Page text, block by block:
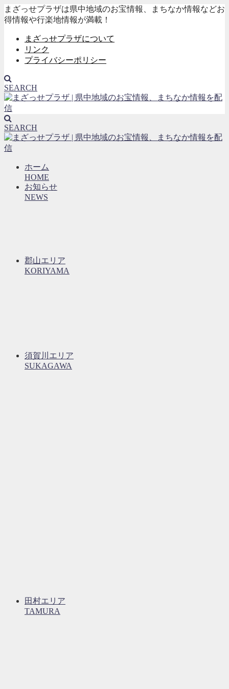
まざっせプラザは県中地域のお宝情報、まちなか情報などお
得情報や行楽地情報が満載！
まざっせプラザについて
リンク
プライバシーポリシー
SEARCH
SEARCH
ホーム
HOME
お知らせ
NEWS
郡山エリア
KORIYAMA
須賀川エリア
SUKAGAWA
田村エリア
TAMURA